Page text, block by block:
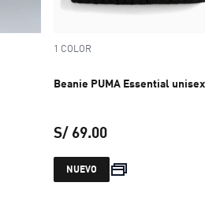
S/ 229.00
1 COLOR
Beanie PUMA Essential unisex
S/ 69.00
precio actual S/
NUEVO